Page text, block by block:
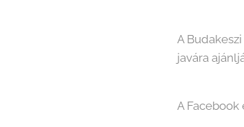
A
javára
A